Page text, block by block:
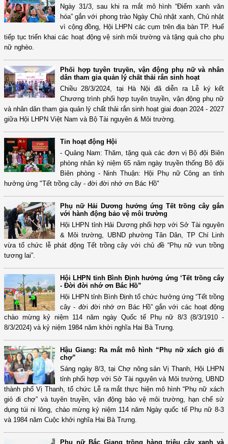
Ngày 31/3, sau khi ra mắt mô hình “Điểm xanh văn
hóa” gắn với phong trào Ngày Chủ nhật xanh, Chủ nhật
vì cộng đồng, Hội LHPN các cụm trên địa bàn TP. Huế
tiếp tục triển khai các hoạt động vệ sinh môi trường và tặng quà cho phụ
nữ nghèo.
Phối hợp tuyên truyền, vận động phụ nữ và nhân
dân tham gia quản lý chất thải rắn sinh hoạt
Chiều 28/3/2024, tại Hà Nội đã diễn ra Lễ ký kết
Chương trình phối hợp tuyên truyền, vận động phụ nữ
và nhân dân tham gia quản lý chất thải rắn sinh hoạt giai đoạn 2024 - 2027
giữa Hội LHPN Việt Nam và Bộ Tài nguyên & Môi trường.
Tin hoạt động Hội
- Quảng Nam: Thăm, tặng quà các đơn vị Bộ đội Biên
phòng nhân kỷ niệm 65 năm ngày truyền thống Bộ đội
Biên phòng - Ninh Thuận: Hội Phụ nữ Công an tỉnh
hưởng ứng "Tết trồng cây - đời đời nhớ ơn Bác Hồ"
Phụ nữ Hải Dương hưởng ứng Tết trồng cây gắn
với hành động bảo vệ môi trường
Hội LHPN tỉnh Hải Dương phối hợp với Sở Tài nguyên
& Môi trường, UBND phường Tân Dân, TP Chí Linh
vừa tổ chức lễ phát động Tết trồng cây với chủ đề “Phụ nữ vun trồng
tương lai”.
Hội LHPN tỉnh Bình Định hưởng ứng ‘Tết trồng cây
- Đời đời nhớ ơn Bác Hồ”
Hội LHPN tỉnh Bình Định tổ chức hưởng ứng “Tết trồng
cây - đời đời nhớ ơn Bác Hồ” gắn với các hoạt động
chào mừng kỷ niệm 114 năm ngày Quốc tế Phụ nữ 8/3 (8/3/1910 -
8/3/2024) và kỷ niệm 1984 năm khởi nghĩa Hai Bà Trưng.
Hậu Giang: Ra mắt mô hình “Phụ nữ xách giỏ đi
chợ”
Sáng ngày 8/3, tại Chợ nông sản Vị Thanh, Hội LHPN
tỉnh phối hợp với Sở Tài nguyên và Môi trường, UBND
thành phố Vị Thanh, tổ chức Lễ ra mắt thực hiện mô hình “Phụ nữ xách
giỏ đi chợ” và tuyên truyền, vận động bảo vệ môi trường, hạn chế sử
dụng túi ni lông, chào mừng kỷ niệm 114 năm Ngày quốc tế Phụ nữ 8-3
và 1984 năm Cuộc khởi nghĩa Hai Bà Trưng.
Phụ nữ Bắc Giang trồng hàng triệu cây xanh và